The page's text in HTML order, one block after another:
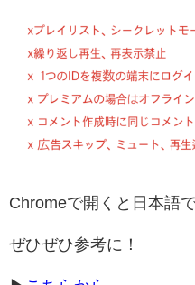
Chromeで開くと日本語
ぜひぜひ参考に！